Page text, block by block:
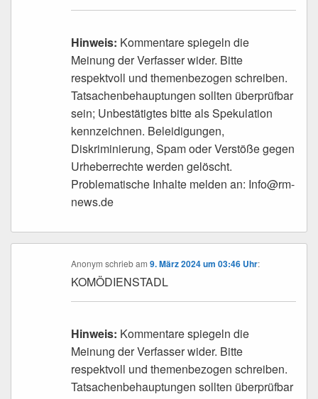
Hinweis: Kommentare spiegeln die
Meinung der Verfasser wider. Bitte
respektvoll und themenbezogen schreiben.
Tatsachenbehauptungen sollten überprüfbar
sein; Unbestätigtes bitte als Spekulation
kennzeichnen. Beleidigungen,
Diskriminierung, Spam oder Verstöße gegen
Urheberrechte werden gelöscht.
Problematische Inhalte melden an: Info@rm-
news.de
Anonym schriebam9. März 2024 um 03:46 Uhr:
KOMÖDIENSTADL
Hinweis: Kommentare spiegeln die
Meinung der Verfasser wider. Bitte
respektvoll und themenbezogen schreiben.
Tatsachenbehauptungen sollten überprüfbar